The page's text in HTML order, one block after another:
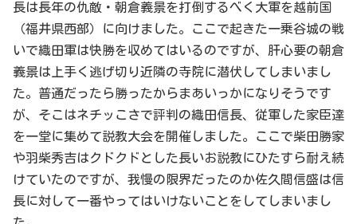
長は長年の仇敵・朝倉義景を打倒するべく大軍を越前国
（福井県西部）に向けました。ここで起きた一乗谷城の戦
いで織田軍は快勝を収めてはいるのですが、肝心要の朝倉
義景は上手く逃げ切り近隣の寺院に潜伏してしまいまし
た。普通だったら勝ったからまあいっかになりそうです
が、そこはネチッこさで評判の織田信長、従軍した家臣達
を一堂に集めて説教大会を開催しました。ここで柴田勝家
や羽柴秀吉はクドクドとした長いお説教にひたすら耐え続
けていたのですが、我慢の限界だったのか佐久間信盛は信
長に対して一番やってはいけないことをしてしまいまし